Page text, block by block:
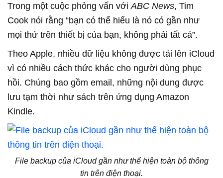
Trong một cuộc phỏng vấn với ABC News, Tim
Cook nói rằng “bạn có thể hiểu là nó có gần như
mọi thứ trên thiết bị của bạn, không phải tất cả”.
Theo Apple, nhiều dữ liệu không được tải lên iCloud
vì có nhiều cách thức khác cho người dùng phục
hồi. Chúng bao gồm email, những nội dung được
lưu tạm thời như sách trên ứng dụng Amazon
Kindle.
File backup của iCloud gần như thể hiện toàn bộ thông
tin trên điện thoại.